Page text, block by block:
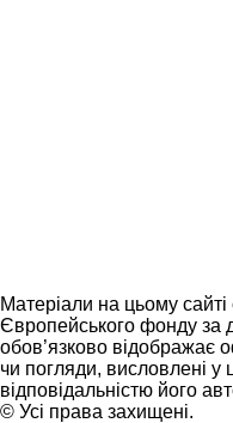
Матеріали на цьому сайті
Європейського фонду за
обов’язково відображає
чи погляди, висловлені у
відповідальністю його
© Усі права захищені.